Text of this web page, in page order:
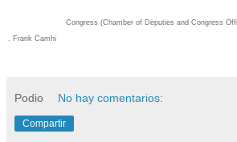
Congress (Chamber of Deputies and Congress
Frank Camhi
Podio No hay comentarios:
Compartir